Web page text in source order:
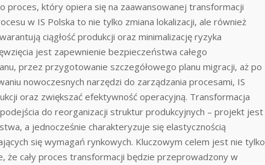
proces, który opiera się na zaawansowanej transformacji
w IS Polska to nie tylko zmiana lokalizacji, ale również
ciągłość produkcji oraz minimalizację ryzyka
jest zapewnienie bezpieczeństwa całego
przez przygotowanie szczegółowego planu migracji, aż po
nowoczesnych narzędzi do zarządzania procesami, IS
oraz zwiększać efektywność operacyjną. Transformacja
do reorganizacji struktur produkcyjnych – projekt jest
a jednocześnie charakteryzuje się elastycznością
się wymagań rynkowych. Kluczowym celem jest nie tylko
że cały proces transformacji będzie przeprowadzony w